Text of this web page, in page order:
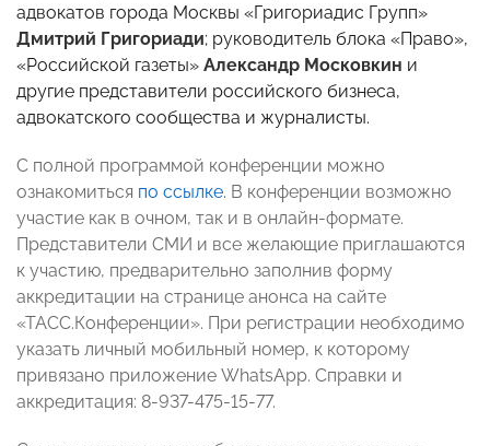
адвокатов города Москвы «Григориадис Групп»
Дмитрий Григориади; руководитель блока «Право»,
«Российской газеты» Александр Московкин и
другие представители российского бизнеса,
адвокатского сообщества и журналисты.
С полной программой конференции можно
ознакомиться по ссылке. В конференции возможно
участие как в очном, так и в онлайн-формате.
Представители СМИ и все желающие приглашаются
к участию, предварительно заполнив форму
аккредитации на странице анонса на сайте
«ТАСС.Конференции». При регистрации необходимо
указать личный мобильный номер, к которому
привязано приложение WhatsApp. Справки и
аккредитация: 8-937-475-15-77.